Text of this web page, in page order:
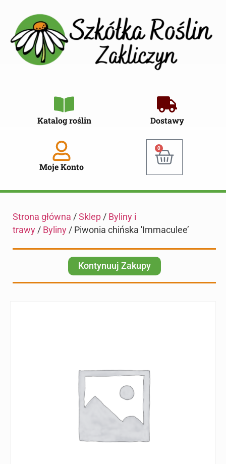
Katalog roślin Dostawy
Moje Konto
0
Strona główna / Sklep / Byliny i
trawy / Byliny / Piwonia chińska 'Immaculee’
Kontynuuj Zakupy